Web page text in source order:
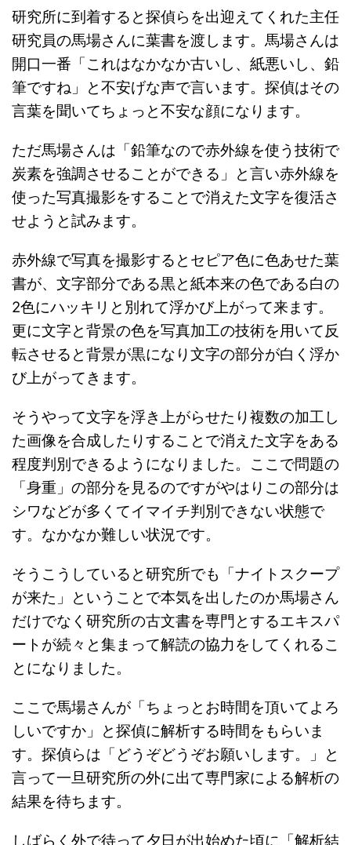
研究所に到着すると探偵らを出迎えてくれた主任
研究員の馬場さんに葉書を渡します。馬場さんは
開口一番「これはなかなか古いし、紙悪いし、鉛
筆ですね」と不安げな声で言います。探偵はその
言葉を聞いてちょっと不安な顔になります。
ただ馬場さんは「鉛筆なので赤外線を使う技術で
炭素を強調させることができる」と言い赤外線を
使った写真撮影をすることで消えた文字を復活さ
せようと試みます。
赤外線で写真を撮影するとセピア色に色あせた葉
書が、文字部分である黒と紙本来の色である白の
2色にハッキリと別れて浮かび上がって来ます。
更に文字と背景の色を写真加工の技術を用いて反
転させると背景が黒になり文字の部分が白く浮か
び上がってきます。
そうやって文字を浮き上がらせたり複数の加工し
た画像を合成したりすることで消えた文字をある
程度判別できるようになりました。ここで問題の
「身重」の部分を見るのですがやはりこの部分は
シワなどが多くてイマイチ判別できない状態で
す。なかなか難しい状況です。
そうこうしていると研究所でも「ナイトスクープ
が来た」ということで本気を出したのか馬場さん
だけでなく研究所の古文書を専門とするエキスパ
ートが続々と集まって解読の協力をしてくれるこ
とになりました。
ここで馬場さんが「ちょっとお時間を頂いてよろ
しいですか」と探偵に解析する時間をもらいま
す。探偵らは「どうぞどうぞお願いします。」と
言って一旦研究所の外に出て専門家による解析の
結果を待ちます。
しばらく外で待って夕日が出始めた頃に「解析結